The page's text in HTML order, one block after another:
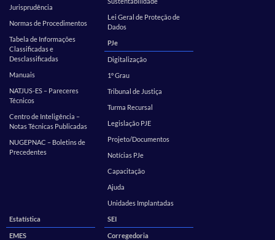
Jurisprudência
Normas de Procedimentos
Tabela de Informações
Classificadas e
Desclassificadas
Manuais
NATJUS-ES – Pareceres
Técnicos
Centro de Inteligência –
Notas Técnicas Publicadas
NUGEPNAC – Boletins de
Precedentes
Lei Geral de Proteção de
Dados
PJe
Digitalização
1º Grau
Tribunal de Justiça
Turma Recursal
Legislação PJE
Projeto/Documentos
Notícias PJe
Capacitação
Ajuda
Unidades Implantadas
Estatística
SEI
EMES Corregedoria